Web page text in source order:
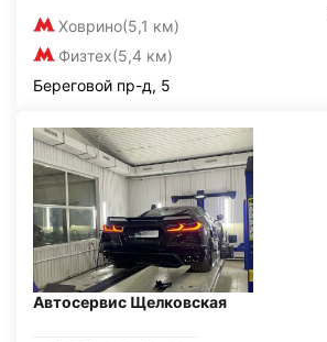
Ховрино(5,1 км)
Физтех(5,4 км)
Береговой пр-д, 5
Автосервис Щелковская